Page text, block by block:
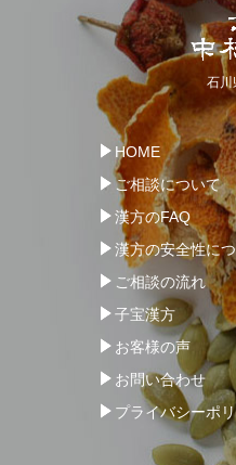
石川
HOME
ご相談について
漢方のFAQ
漢方の安全性に
ご相談の流れ
子宝漢方
お客様の声
お問い合わせ
プライバシーポ